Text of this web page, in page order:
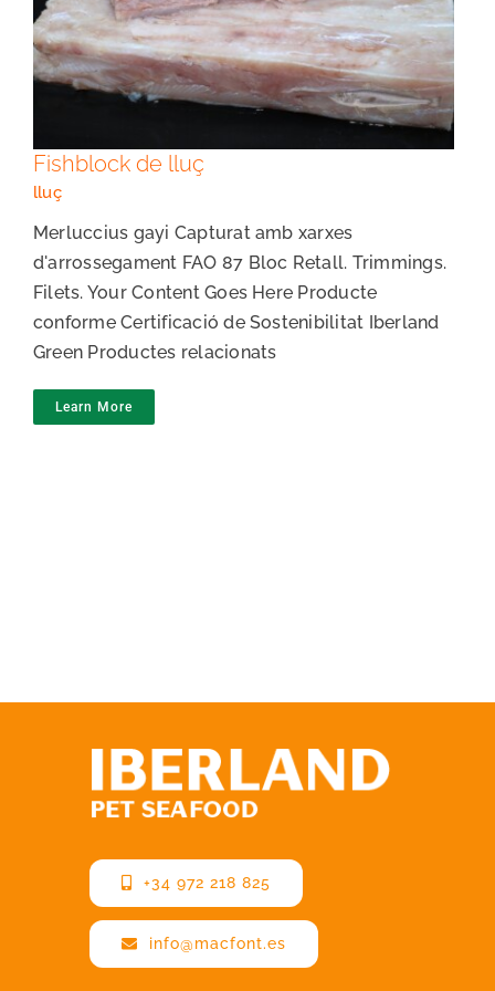
Fishblock de lluç
Fishblock de lluç
lluç
Merluccius gayi Capturat amb xarxes
d'arrossegament FAO 87 Bloc Retall. Trimmings.
Filets. Your Content Goes Here Producte
conforme Certificació de Sostenibilitat Iberland
Green Productes relacionats
Learn More
+34 972 218 825
info@macfont.es